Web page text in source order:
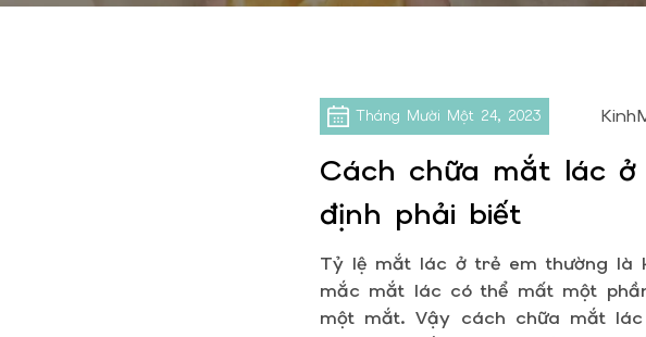
Tháng Mười Một 24, 2023
Cách chữa mắt lác
định phải biết
Tỷ lệ mắt lác ở trẻ em thường là
mắc mắt lác có thể mất một
một mắt. Vậy cách chữa mắt